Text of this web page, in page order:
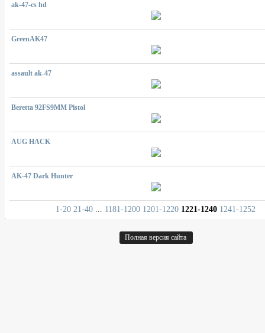
ak-47-cs hd
GreenAK47
assault ak-47
Beretta 92FS9MM Pistol
AUG HACK
AK-47 Dark Hunter
1-20 21-40 1181-1200 1201-1220 1221-1240 1241-1252
Полная версия сайта